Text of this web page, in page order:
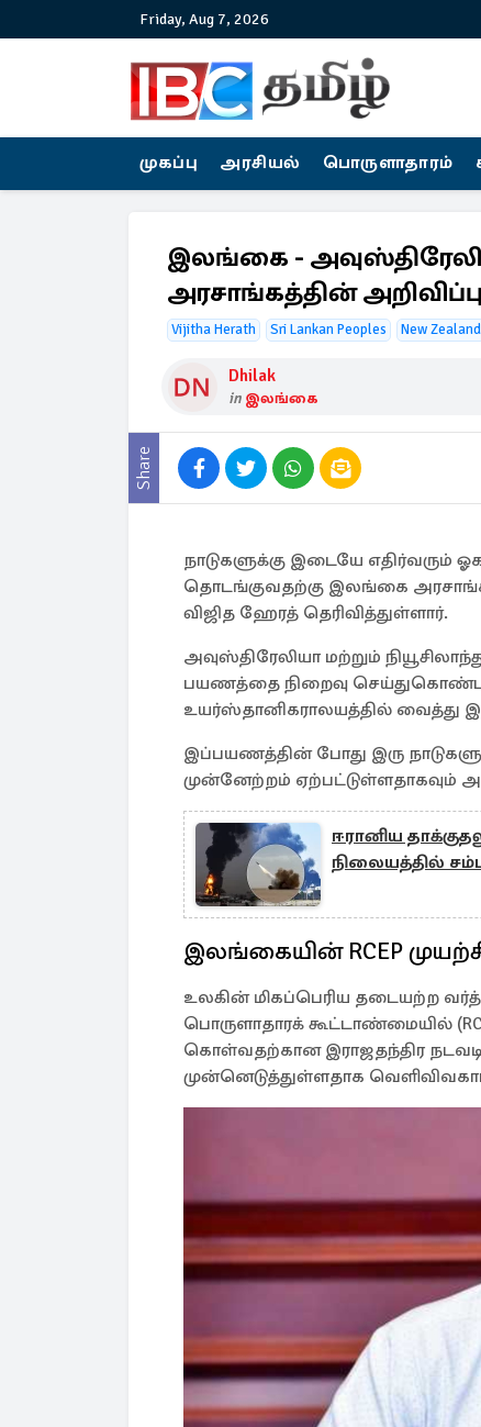
Friday, Aug 7, 2026
முகப்பு அரசியல் பொருளாதாரம்
இலங்கை -
அரசாங்கத்தின் அறிவிப்பு
Vijitha Herath Sri Lankan Peoples New Zealand
Dhilak
in இலங்கை
Share
நாடுகளுக்கு இடையே எதிர்வரும்
தொடங்குவதற்கு இலங்கை
விஜித ஹேரத் தெரிவித்துள்ளார்.
அவுஸ்திரேலியா மற்றும்
பயணத்தை நிறைவு
உயர்ஸ்தானிகராலயத்தில் வைத்து
இப்பயணத்தின் போது இரு
முன்னேற்றம் ஏற்பட்டுள்ளதாகவும்
ஈரானிய
நிலையத்தில்
இலங்கையின் RCEP
உலகின் மிகப்பெரிய தடையற்ற
பொருளாதாரக் கூட்டாண்மையில்
கொள்வதற்கான இராஜதந்திர
முன்னெடுத்துள்ளதாக வெளிவிவகார